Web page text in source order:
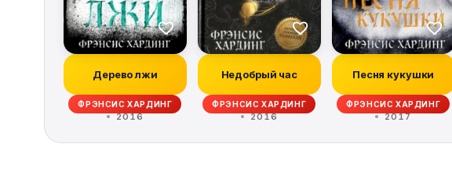
Дерево лжи
ФРЭНСИС ХАРДИНГ
2016
Недобрый час
ФРЭНСИС ХАРДИНГ
2016
Песня кукушки
ФРЭНСИС ХАРДИНГ
2017